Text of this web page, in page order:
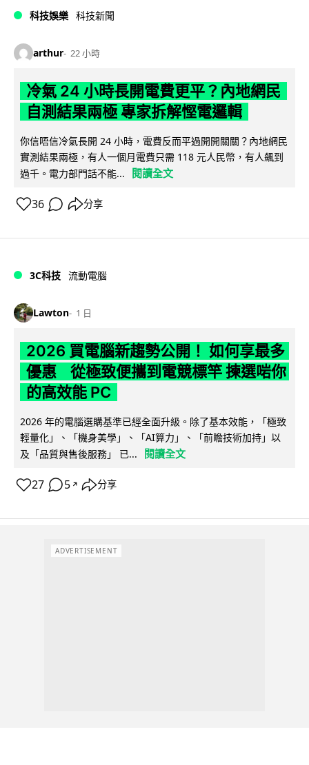
科技娛樂 科技新聞
arthur 22 小時
冷氣 24 小時長開電費更平？內地網民
自測結果兩極 專家拆解慳電邏輯
你信唔信冷氣長開 24 小時，電費反而平過開開關關？內地網民
實測結果兩極，有人一個月電費只需 118 元人民幣，有人飆到
過千。電力部門話不能...
閱讀全文
36 分享
3C科技 流動電腦
Lawton 1 日
2026 買電腦新趨勢公開！ 如何享最多
優惠 從極致便攜到電競標竿 揀選啱你
的高效能 PC
2026 年的電腦選購基準已經全面升級。除了基本效能，「極致
輕量化」、「機身美學」、「AI算力」、「前瞻技術加持」以
及「品質與售後服務」 已...
閱讀全文
27 5 ↗ 分享
ADVERTISEMENT